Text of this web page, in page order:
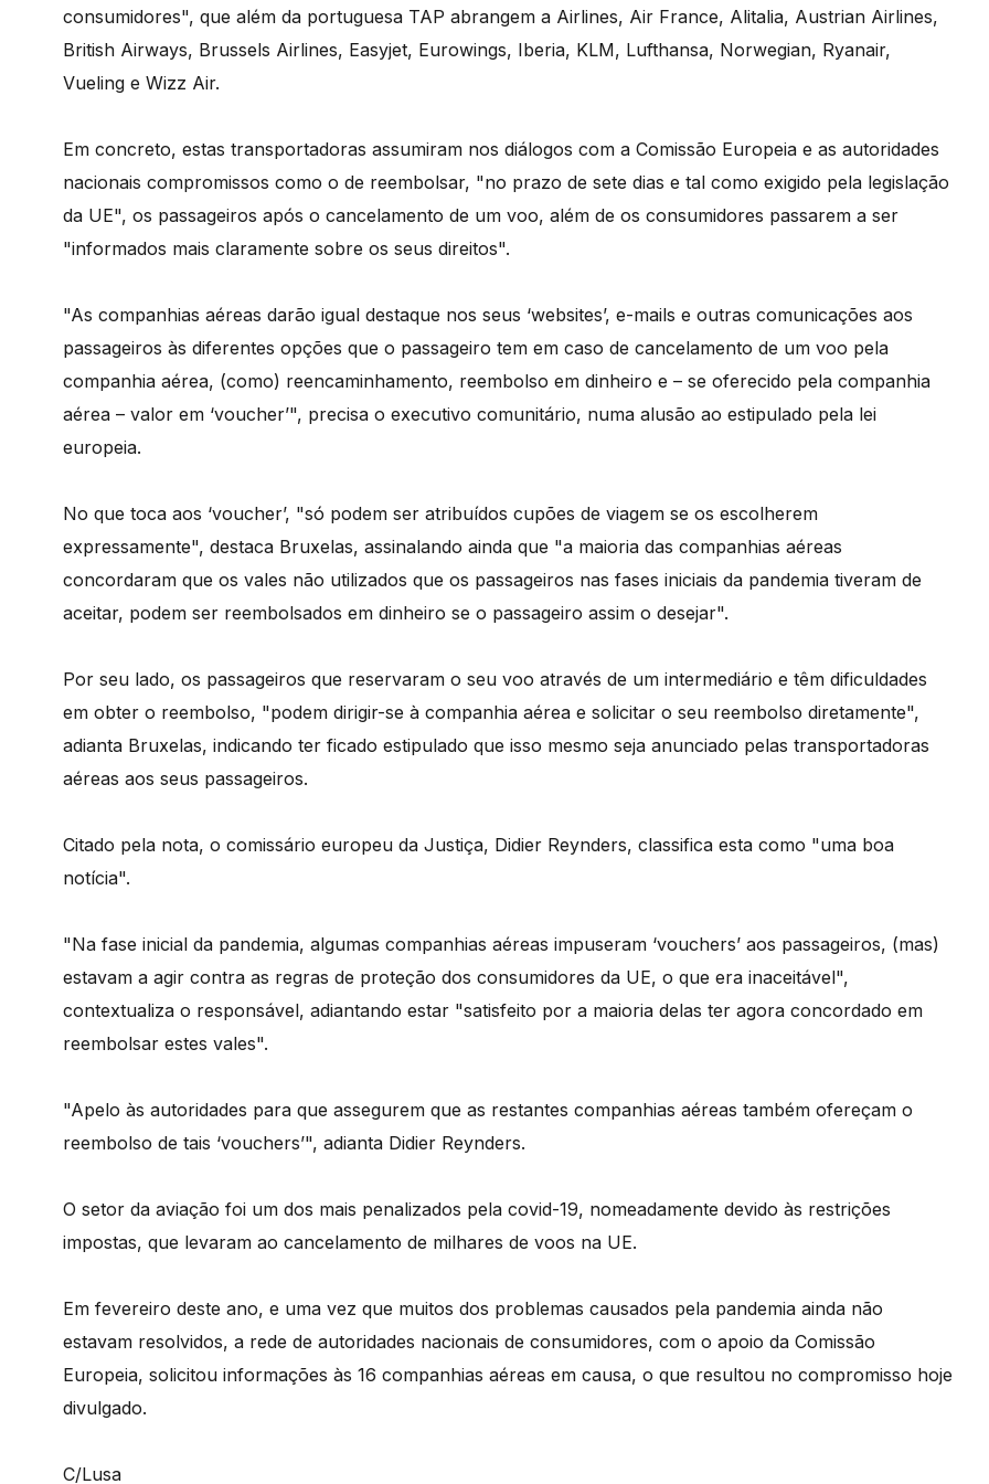
consumidores", que além da portuguesa TAP abrangem a Airlines, Air France, Alitalia, Austrian Airlines,
British Airways, Brussels Airlines, Easyjet, Eurowings, Iberia, KLM, Lufthansa, Norwegian, Ryanair,
Vueling e Wizz Air.
Em concreto, estas transportadoras assumiram nos diálogos com a Comissão Europeia e as autoridades
nacionais compromissos como o de reembolsar, "no prazo de sete dias e tal como exigido pela legislação
da UE", os passageiros após o cancelamento de um voo, além de os consumidores passarem a ser
"informados mais claramente sobre os seus direitos".
"As companhias aéreas darão igual destaque nos seus ‘websites’, e-mails e outras comunicações aos
passageiros às diferentes opções que o passageiro tem em caso de cancelamento de um voo pela
companhia aérea, (como) reencaminhamento, reembolso em dinheiro e – se oferecido pela companhia
aérea – valor em ‘voucher’", precisa o executivo comunitário, numa alusão ao estipulado pela lei
europeia.
No que toca aos ‘voucher’, "só podem ser atribuídos cupões de viagem se os escolherem
expressamente", destaca Bruxelas, assinalando ainda que "a maioria das companhias aéreas
concordaram que os vales não utilizados que os passageiros nas fases iniciais da pandemia tiveram de
aceitar, podem ser reembolsados em dinheiro se o passageiro assim o desejar".
Por seu lado, os passageiros que reservaram o seu voo através de um intermediário e têm dificuldades
em obter o reembolso, "podem dirigir-se à companhia aérea e solicitar o seu reembolso diretamente",
adianta Bruxelas, indicando ter ficado estipulado que isso mesmo seja anunciado pelas transportadoras
aéreas aos seus passageiros.
Citado pela nota, o comissário europeu da Justiça, Didier Reynders, classifica esta como "uma boa
notícia".
"Na fase inicial da pandemia, algumas companhias aéreas impuseram ‘vouchers’ aos passageiros, (mas)
estavam a agir contra as regras de proteção dos consumidores da UE, o que era inaceitável",
contextualiza o responsável, adiantando estar "satisfeito por a maioria delas ter agora concordado em
reembolsar estes vales".
"Apelo às autoridades para que assegurem que as restantes companhias aéreas também ofereçam o
reembolso de tais ‘vouchers’", adianta Didier Reynders.
O setor da aviação foi um dos mais penalizados pela covid-19, nomeadamente devido às restrições
impostas, que levaram ao cancelamento de milhares de voos na UE.
Em fevereiro deste ano, e uma vez que muitos dos problemas causados pela pandemia ainda não
estavam resolvidos, a rede de autoridades nacionais de consumidores, com o apoio da Comissão
Europeia, solicitou informações às 16 companhias aéreas em causa, o que resultou no compromisso hoje
divulgado.
C/Lusa